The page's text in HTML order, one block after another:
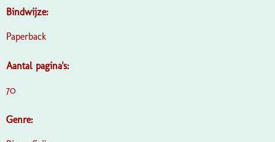
Bindwijze:
Paperback
Aantal pagina's:
70
Genre: